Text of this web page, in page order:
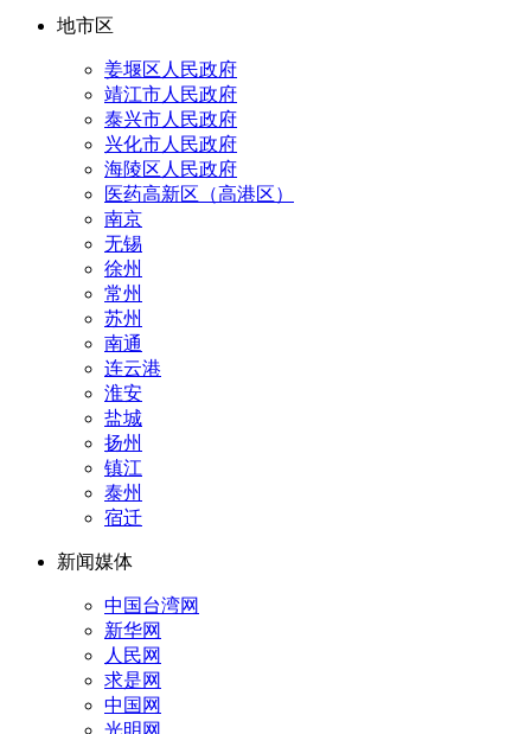
地市区
姜堰区人民政府
靖江市人民政府
泰兴市人民政府
兴化市人民政府
海陵区人民政府
医药高新区（高港区）
南京
无锡
徐州
常州
苏州
南通
连云港
淮安
盐城
扬州
镇江
泰州
宿迁
新闻媒体
中国台湾网
新华网
人民网
求是网
中国网